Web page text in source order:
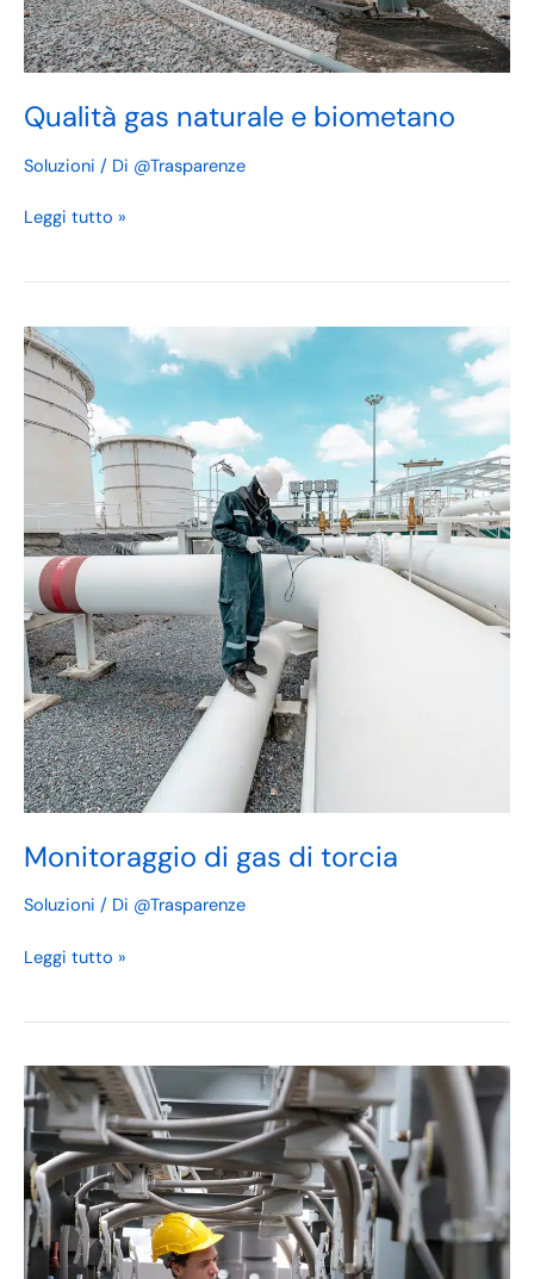
Qualità gas naturale e biometano
Soluzioni / Di @Trasparenze
Leggi tutto »
Monitoraggio di gas di torcia
Soluzioni / Di @Trasparenze
Monitoraggio
di
gas
di
Leggi tutto »
Monitoraggio
prodotti
finiti
secondo
ASTM